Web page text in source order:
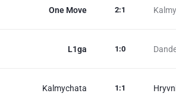
One Move 2:1
L1ga 1 :0
Kalmychata 1 :1